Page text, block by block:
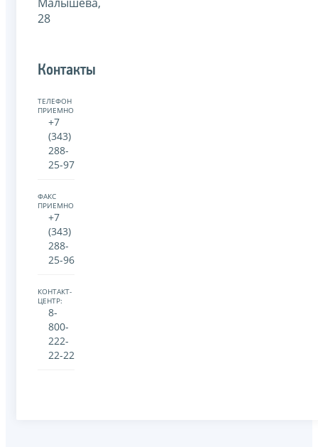
28
Контакты
ТЕЛЕФОН
ПРИЕМНОЙ:
+7
(343)
288-
25-97
ФАКС
ПРИЕМНОЙ:
+7
(343)
288-
25-96
КОНТАКТ-
ЦЕНТР:
8-
800-
222-
22-22